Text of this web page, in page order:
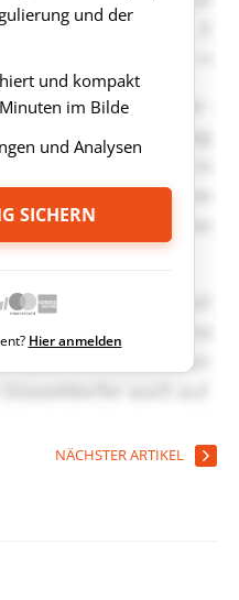
und der
und kompakt
im Bilde
und Analysen
SICHERN
Hier anmelden
NÄCHSTER ARTIKEL